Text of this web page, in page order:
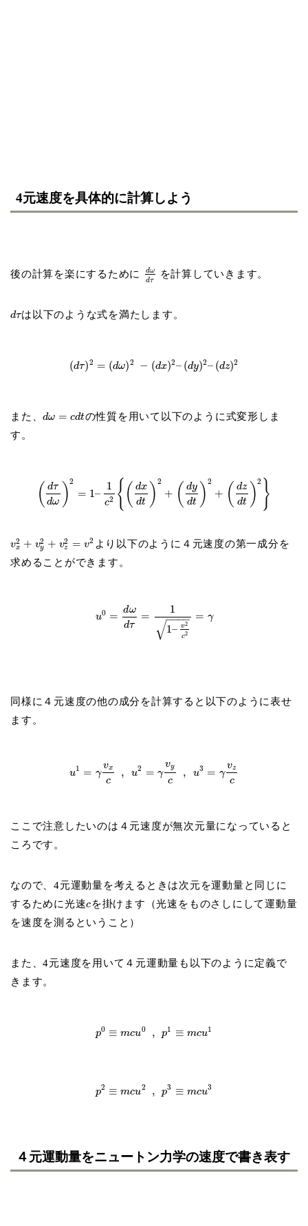
4元速度を具体的に計算しよう
後の計算を楽にするために dω
dτ
を計算していきます。
dτは以下のような式を満たします。
(dτ)2 = (dω)2 − (dx)2– (dy)2– (dz)2
また、dω = cdtの性質を用いて以下のように式変形しま
す。
( dτ
dω )2
= 1–
1
c2 { ( dx
dt ) 2
+ ( dy
dt ) 2
+ ( dz
dt )2 }
v2
x + v2
y + v2
z = v2 より以下のように４元速度の第一成分を
求めることができます。
u0 =
dω
dτ
=
1
1– v2
c2
− −
−−
√
= γ
同様に４元速度の他の成分を計算すると以下のように表せ
ます。
u1 = γ
vx
c
, u2 = γ
vy
c
, u3 = γ
vz
c
ここで注意したいのは４元速度が無次元量になっていると
ころです。
なので、4元運動量を考えるときは次元を運動量と同じに
するために光速cを掛けます（光速をものさしにして運動量
を速度を測るということ）
また、4元速度を用いて４元運動量も以下のように定義で
きます。
p0 ≡ mcu0 , p1 ≡ mcu1
p2 ≡ mcu2 , p3 ≡ mcu3
４元運動量をニュートン力学の速度で書き表す